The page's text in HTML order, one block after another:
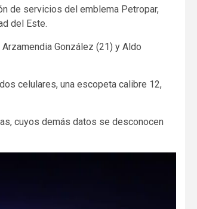
de servicios del emblema Petropar,
del Este.
González (21) y Aldo
celulares, una escopeta calibre 12,
cuyos demás datos se desconocen